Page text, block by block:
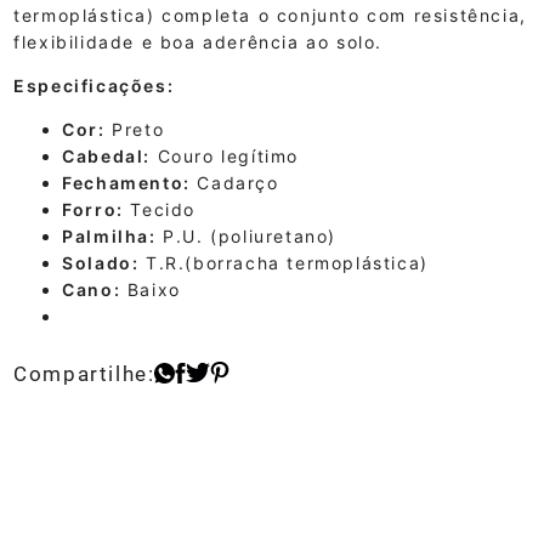
termoplástica) completa o conjunto com resistência,
flexibilidade e boa aderência ao solo.
Especificações:
Cor: Preto
Cabedal: Couro legítimo
Fechamento: Cadarço
Forro: Tecido
Palmilha: P.U. (poliuretano)
Solado: T.R.(borracha termoplástica)
Cano: Baixo